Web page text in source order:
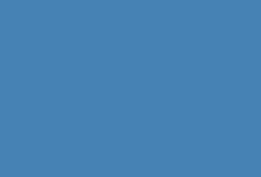
A digitális fejlődés és
mely új eszközöket és